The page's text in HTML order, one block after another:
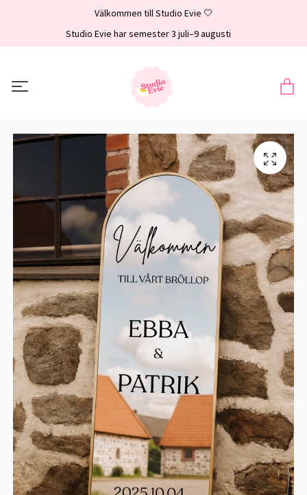
Välkommen till Studio Evie 🤍
Studio Evie har semester 3 juli–9 augusti